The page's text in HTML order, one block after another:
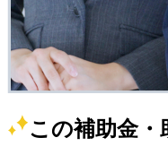
この補助金